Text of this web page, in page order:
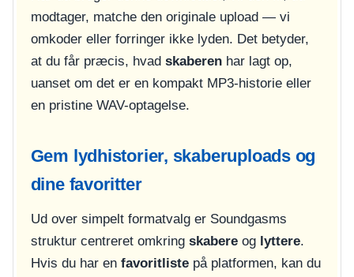
modtager, matche den originale upload — vi
omkoder eller forringer ikke lyden. Det betyder,
at du får præcis, hvad skaberenhar lagt op,
uanset om det er en kompakt MP3-historie eller
en pristine WAV-optagelse.
Gem lydhistorier, skaberuploads og
dine favoritter
Ud over simpelt formatvalg er Soundgasms
struktur centreret omkring skabereog lyttere.
Hvis du har en favoritlistepå platformen, kan du